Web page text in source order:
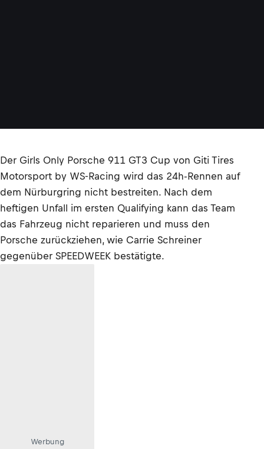
Der Girls Only Porsche 911 GT3 Cup von Giti Tires
Motorsport by WS-Racing wird das 24h-Rennen auf
dem Nürburgring nicht bestreiten. Nach dem
heftigen Unfall im ersten Qualifying kann das Team
das Fahrzeug nicht reparieren und muss den
Porsche zurückziehen, wie Carrie Schreiner
gegenüber SPEEDWEEK bestätigte.
Werbung